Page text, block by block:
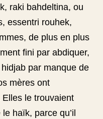
raki bahdeltina, ou
essentri rouhek,
de plus en plus
fini par abdiquer,
par manque de
mères ont
le trouvaient
haïk, parce qu’il